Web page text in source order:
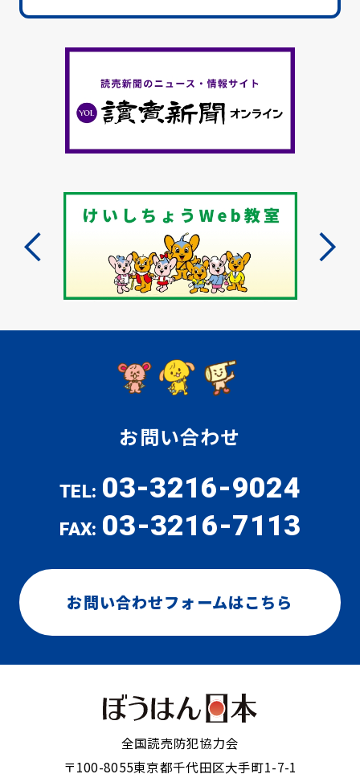
お問い合わせ
TEL: 03-3216-9024
FAX: 03-3216-7113
お問い合わせフォームはこちら
全国読売防犯協力会
〒100-8055東京都千代田区大手町1-7-1